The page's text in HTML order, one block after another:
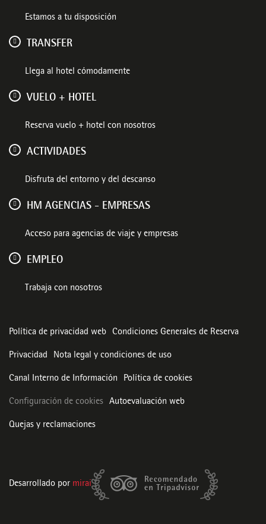
Estamos a tu disposición
TRANSFER
Llega al hotel cómodamente
VUELO + HOTEL
Reserva vuelo + hotel con nosotros
ACTIVIDADES
Disfruta del entorno y del descanso
HM AGENCIAS - EMPRESAS
Acceso para agencias de viaje y empresas
EMPLEO
Trabaja con nosotros
Política de privacidad web Condiciones Generales de Reserva
Privacidad Nota legal y condiciones de uso
Canal Interno de Información Política de cookies
Configuración de cookies Autoevaluación web
Quejas y reclamaciones
Desarrollado por mirai